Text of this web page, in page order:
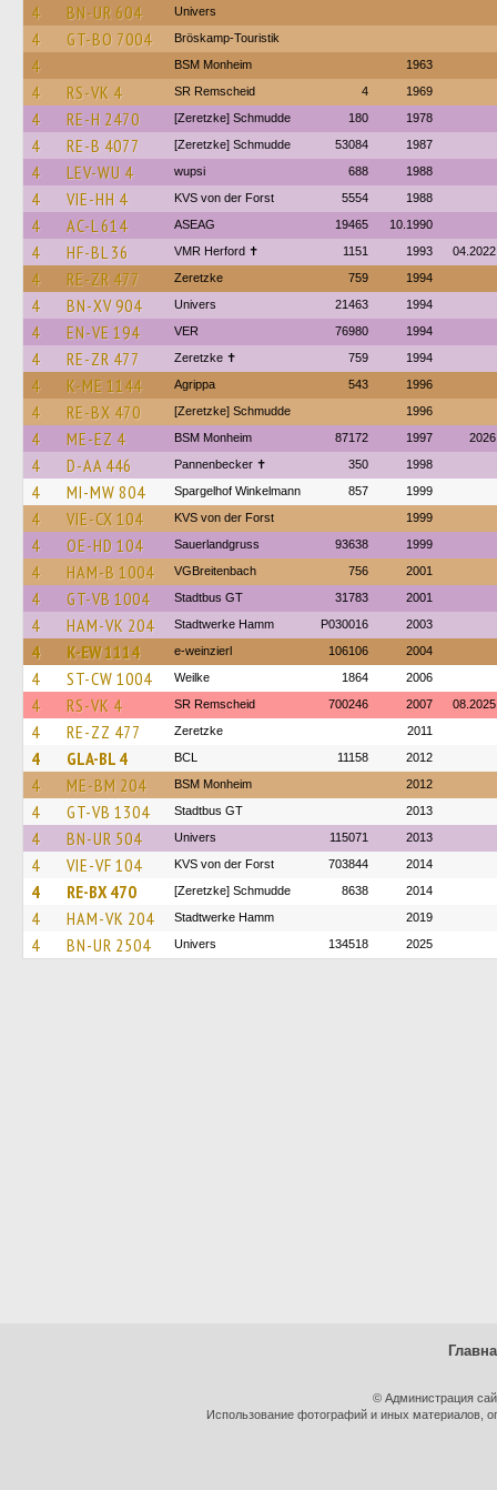
4 BN-UR 604 Univers
4 GT-BO 7004 Bröskamp-Touristik
4 BSM Monheim 1963
4 RS-VK 4 SR Remscheid 4 1969
4 RE-H 2470 [Zeretzke] Schmudde 180 1978
4 RE-B 4077 [Zeretzke] Schmudde 53084 1987
4 LEV-WU 4 wupsi 688 1988
4 VIE-HH 4 KVS von der Forst 5554 1988
4 AC-L 614 ASEAG 19465 10.1990
4 HF-BL 36 VMR Herford ✝ 1151 1993 04.2022
4 RE-ZR 477 Zeretzke 759 1994
4 BN-XV 904 Univers 21463 1994
4 EN-VE 194 VER 76980 1994
4 RE-ZR 477 Zeretzke ✝ 759 1994
4 K-ME 1144 Agrippa 543 1996
4 RE-BX 470 [Zeretzke] Schmudde 1996
4 ME-EZ 4 BSM Monheim 87172 1997 2026
4 D-AA 446 Pannenbecker ✝︎ 350 1998
4 MI-MW 804 Spargelhof Winkelmann 857 1999
4 VIE-CX 104 KVS von der Forst 1999
4 OE-HD 104 Sauerlandgruss 93638 1999
4 HAM-B 1004 VGBreitenbach 756 2001
4 GT-VB 1004 Stadtbus GT 31783 2001
4 HAM-VK 204 Stadtwerke Hamm P030016 2003
4 K-EW 1114 e-weinzierl 106106 2004
4 ST-CW 1004 Weilke 1864 2006
4 RS-VK 4 SR Remscheid 700246 2007 08.2025
4 RE-ZZ 477 Zeretzke 2011
4 GLA-BL 4 BCL 11158 2012
4 ME-BM 204 BSM Monheim 2012
4 GT-VB 1304 Stadtbus GT 2013
4 BN-UR 504 Univers 115071 2013
4 VIE-VF 104 KVS von der Forst 703844 2014
4 RE-BX 470 [Zeretzke] Schmudde 8638 2014
4 HAM-VK 204 Stadtwerke Hamm 2019
4 BN-UR 2504 Univers 134518 2025
© Администрация
Использование фотографий и иных материалов,